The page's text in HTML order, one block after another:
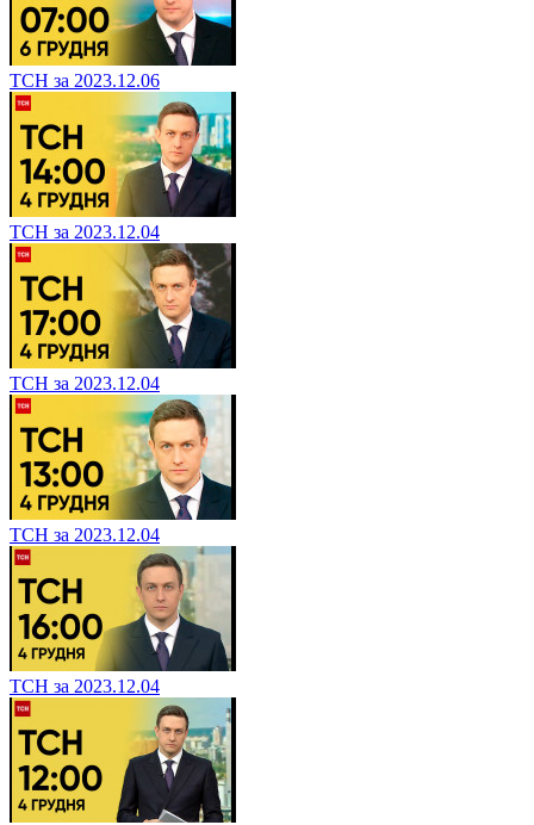
ТСН за 2023.12.06
ТСН за 2023.12.04
ТСН за 2023.12.04
ТСН за 2023.12.04
ТСН за 2023.12.04